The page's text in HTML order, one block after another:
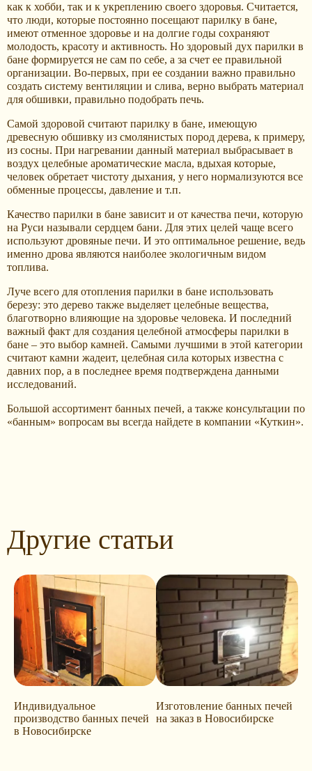
как к хобби, так и к укреплению своего здоровья. Считается,
что люди, которые постоянно посещают парилку в бане,
имеют отменное здоровье и на долгие годы сохраняют
молодость, красоту и активность. Но здоровый дух парилки в
бане формируется не сам по себе, а за счет ее правильной
организации. Во-первых, при ее создании важно правильно
создать систему вентиляции и слива, верно выбрать материал
для обшивки, правильно подобрать печь.
Самой здоровой считают парилку в бане, имеющую
древесную обшивку из смолянистых пород дерева, к примеру,
из сосны. При нагревании данный материал выбрасывает в
воздух целебные ароматические масла, вдыхая которые,
человек обретает чистоту дыхания, у него нормализуются все
обменные процессы, давление и т.п.
Качество парилки в бане зависит и от качества печи, которую
на Руси называли сердцем бани. Для этих целей чаще всего
используют дровяные печи. И это оптимальное решение, ведь
именно дрова являются наиболее экологичным видом
топлива.
Луче всего для отопления парилки в бане использовать
березу: это дерево также выделяет целебные вещества,
благотворно влияющие на здоровье человека. И последний
важный факт для создания целебной атмосферы парилки в
бане – это выбор камней. Самыми лучшими в этой категории
считают камни жадеит, целебная сила которых известна с
давних пор, а в последнее время подтверждена данными
исследований.
Большой ассортимент банных печей, а также консультации по
«банным» вопросам вы всегда найдете в компании «Куткин».
Другие статьи
Индивидуальное
производство банных печей
в Новосибирске
Изготовление банных печей
на заказ в Новосибирске